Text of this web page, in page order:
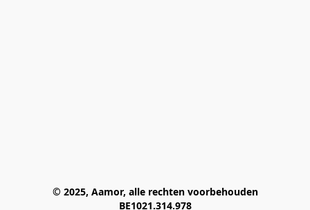
© 2025, Aamor, alle rechten voorbehouden
BE1021.314.978